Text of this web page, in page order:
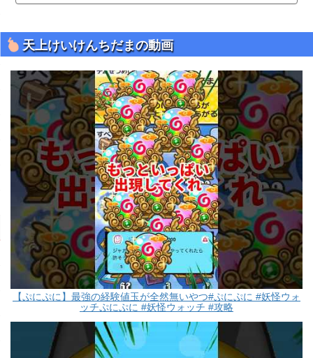
天上けいけんちだまの動画
【ぷにぷに】最強の経験値玉が全然無いやつ#ぷにぷに #妖怪ウォ
ッチぷにぷに #妖怪ウォッチ #攻略